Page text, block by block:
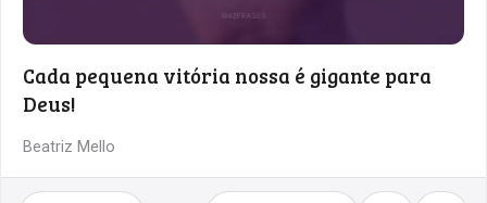
Cada pequena vitória nossa é gigante para
Deus!
Beatriz Mello